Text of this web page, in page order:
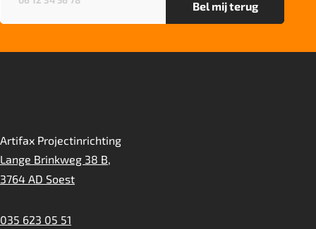
Project gebruik
sterk
Artifax Projectinrichting
Lange Brinkweg 38 B,
3764 AD Soest
035 623 05 51